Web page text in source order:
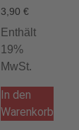
3,90 €
Enthält
19%
MwSt.
In den
Warenkorb